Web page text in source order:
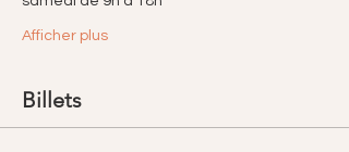
Afficher plus
Billets